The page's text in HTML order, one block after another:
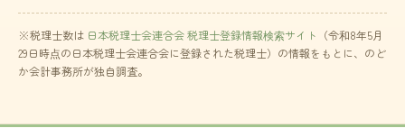
※税理士数は 日本税理士会連合会 税理士登録情報検索サイト （令和8年5月
29日時点の日本税理士会連合会に登録された税理士）の情報をもとに、のど
か会計事務所が独自調査。